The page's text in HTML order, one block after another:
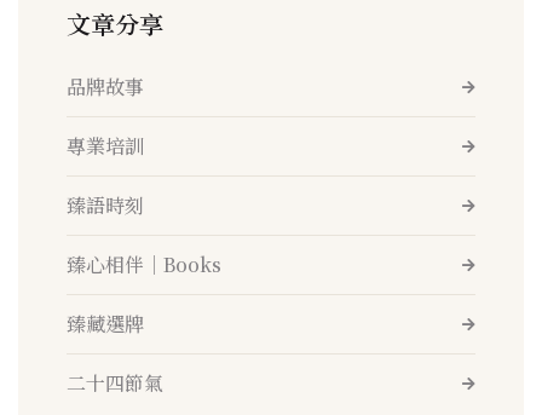
文章分享
品牌故事
專業培訓
臻語時刻
臻心相伴│Books
臻藏選牌
二十四節氣